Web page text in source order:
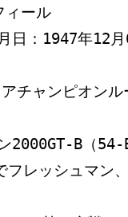
ィール
日：1947年12
チャンピオンル
B（54-B）
レッシュマン